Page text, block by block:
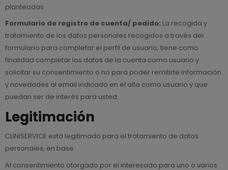
planteadas.
Formulario de registro de cuenta/ pedido: La recogida y
tratamiento de los datos personales recogidos a través del
formulario para completar el perfil de usuario, tiene como
finalidad completar los datos de la cuenta como usuario y
solicitar su consentimiento o no para poder remitirte información
y novedades al email indicado en el alta como usuario y que
puedan ser de interés para usted.
Legitimación
CLINISERVICE está legitimado para el tratamiento de datos
personales, en base:
Al consentimiento otorgado por el interesado para uno o varios